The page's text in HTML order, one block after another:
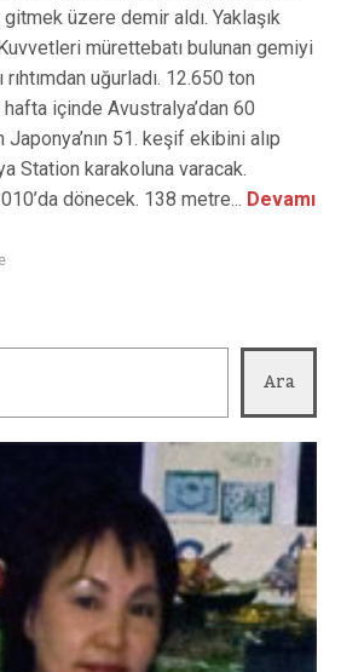
gitmek üzere demir aldı. Yaklaşık
mürettebatı bulunan gemiyi
rıhtımdan uğurladı. 12.650 ton
hafta içinde Avustralya’dan 60
Japonya’nın 51. keşif ekibini alıp
Station karakoluna varacak.
dönecek. 138 metre... Devamı
Ara